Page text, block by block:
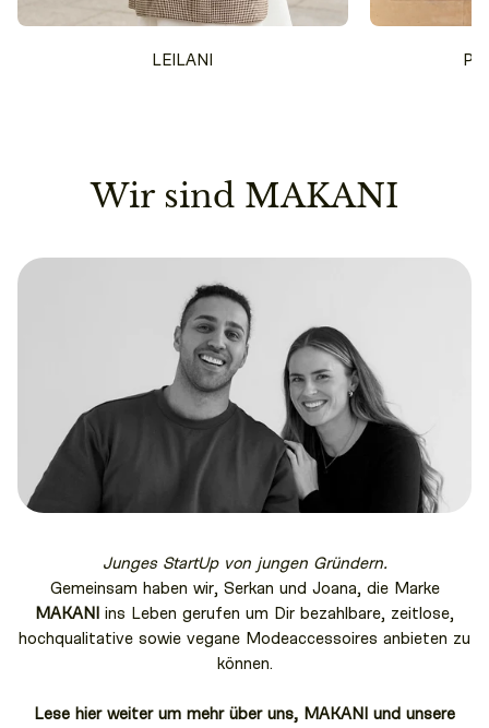
LEILANI
Wir sind MAKANI
Junges StartUp von jungen Gründern.
Gemeinsam haben wir, Serkan und Joana, die Marke
MAKANI
ins Leben gerufen um Dir bezahlbare, zeitlose,
hochqualitative sowie vegane Modeaccessoires anbieten zu
können.
Lese hier weiter um mehr über uns, MAKANI und unsere